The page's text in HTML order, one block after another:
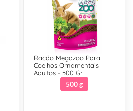
Ração Megazoo Para
Coelhos Ornamentais
Adultos - 500 Gr
500 g